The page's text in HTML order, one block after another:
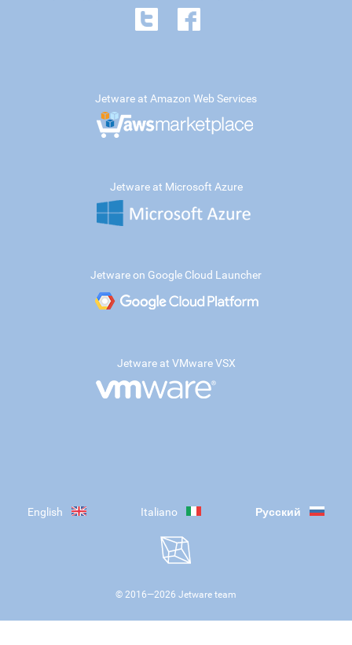
Jetware at Amazon Web Services
Jetware at Microsoft Azure
Jetware on Google Cloud Launcher
Jetware at VMware VSX
English Italiano Русский
© 2016—2026 Jetware team